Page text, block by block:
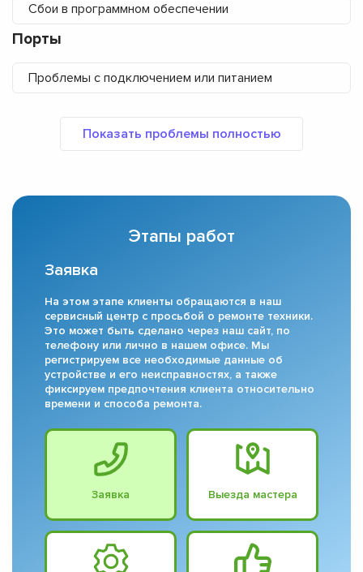
Сбои в программном обеспечении
Порты
Проблемы с подключением или питанием
Этапы работ
Заявка
На этом этапе клиенты обращаются в наш
сервисный центр с просьбой о ремонте техники.
Это может быть сделано через наш сайт, по
телефону или лично в нашем офисе. Мы
регистрируем все необходимые данные об
устройстве и его неисправностях, а также
фиксируем предпочтения клиента относительно
времени и способа ремонта.
Заявка Выезда мастера